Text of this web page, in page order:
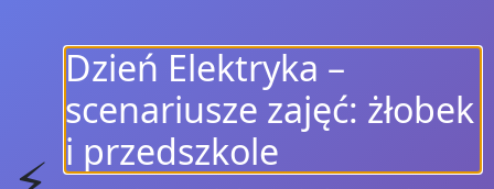
Dzień Elektryka –
scenariusze zajęć: żłobek
i przedszkole